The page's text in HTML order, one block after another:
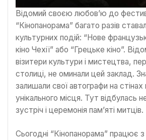
Відомий своєю любов’ю до
“Кінопанорама” багато разів
культурних подій: “Нове
кіно Чехії” або “Грецьке кіно”.
візитери культури і мистецтва,
столиці, не оминали цей заклад.
залишали свої автографи на стінах
унікального місця. Тут відбулась
зустріч і церемонія пам’яті митців.
Сьогодні “Кінопанорама” працює